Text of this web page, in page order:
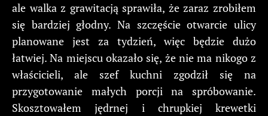
ale walka z grawitacją sprawiła, że zaraz zrobiłem
się bardziej głodny. Na szczęście otwarcie ulicy
planowane jest za tydzień, więc będzie dużo
łatwiej. Na miejscu okazało się, że nie ma nikogo z
właścicieli, ale szef kuchni zgodził się na
przygotowanie małych porcji na spróbowanie.
Skosztowałem jędrnej i chrupkiej krewetki